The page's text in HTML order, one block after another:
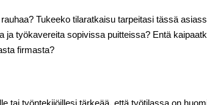
Tukeeko tilaratkaisu tarpeitasi tässä
työkavereita sopivissa puitteissa? Entä
firmasta?